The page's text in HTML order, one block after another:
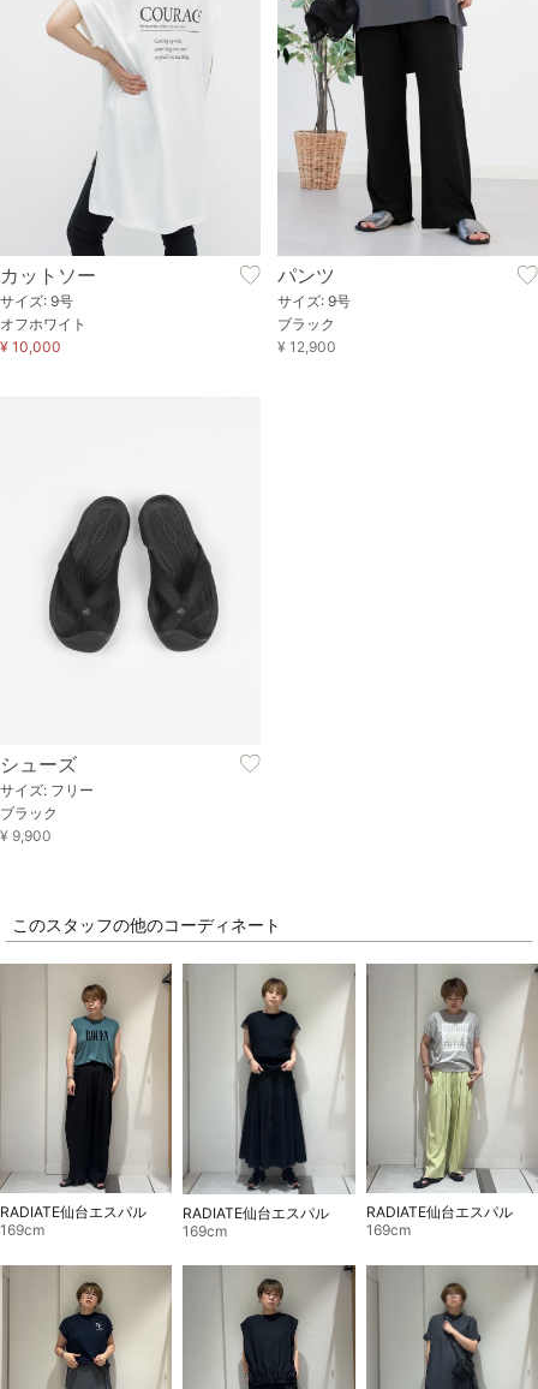
カットソー
サイズ: 9号
オフホワイト
¥ 10,000
パンツ
サイズ: 9号
ブラック
¥ 12,900
シューズ
サイズ: フリー
ブラック
¥ 9,900
このスタッフの他のコーディネート
RADIATE仙台エスパル
169cm
RADIATE仙台エスパル
169cm
RADIATE仙台エスパル
169cm